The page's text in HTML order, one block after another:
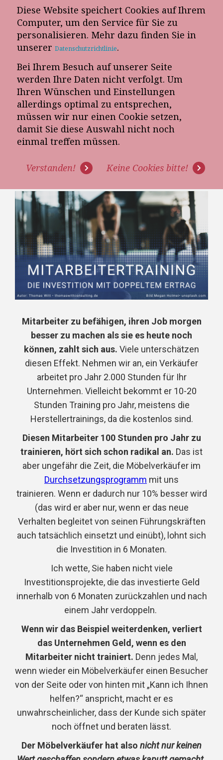
Diese Website speichert Cookies auf Ihrem
Computer, um den Service für Sie zu
personalisieren. Mehr dazu finden Sie in
unserer Datenschutzrichtlinie.
Bei Ihrem Besuch auf unserer Seite
werden Ihre Daten nicht verfolgt. Um
Ihren Wünschen und Einstellungen
allerdings optimal zu entsprechen,
müssen wir nur einen Cookie setzen,
damit Sie diese Auswahl nicht noch
einmal treffen müssen.
Verstanden! Keine Cookies bitte!
E-Mail-Newsletter
Telefon-Termin
WIE MÖBELHÄNDLER IHR GELD
IN EINEM JAHR VERDOPPELN
KÖNNEN
Mitarbeiter zu befähigen, ihren Job morgen
besser zu machen als sie es heute noch
können, zahlt sich aus. Viele unterschätzen
diesen Effekt. Nehmen wir an, ein Verkäufer
arbeitet pro Jahr 2.000 Stunden für Ihr
Unternehmen. Vielleicht bekommt er 10-20
Stunden Training pro Jahr, meistens die
Herstellertrainings, da die kostenlos sind.
Diesen Mitarbeiter 100 Stunden pro Jahr zu
trainieren, hört sich schon radikal an. Das ist
aber ungefähr die Zeit, die Möbelverkäufer im
Durchsetzungsprogramm mit uns
trainieren. Wenn er dadurch nur 10% besser wird
(das wird er aber nur, wenn er das neue
Verhalten begleitet von seinen Führungskräften
auch tatsächlich einsetzt und einübt), lohnt sich
die Investition in 6 Monaten.
Ich wette, Sie haben nicht viele
Investitionsprojekte, die das investierte Geld
innerhalb von 6 Monaten zurückzahlen und nach
einem Jahr verdoppeln.
Wenn wir das Beispiel weiterdenken, verliert
das Unternehmen Geld, wenn es den
Mitarbeiter nicht trainiert. Denn jedes Mal,
wenn wieder ein Möbelverkäufer einen Besucher
von der Seite oder von hinten mit „Kann ich Ihnen
helfen?“ anspricht, macht er es
unwahrscheinlicher, dass der Kunde sich später
noch öffnet und beraten lässt.
Der Möbelverkäufer hat also nicht nur keinen